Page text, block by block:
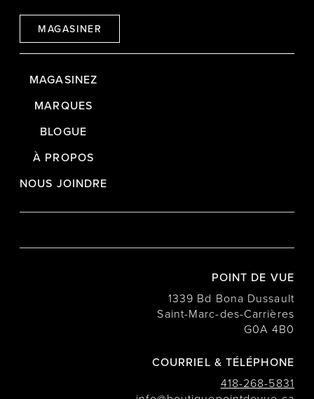
MAGASINER
MAGASINEZ
MARQUES
BLOGUE
À PROPOS
NOUS JOINDRE
POINT DE VUE
1339 Bd Bona Dussault
Saint-Marc-des-Carrières
G0A 4B0
COURRIEL & TÉLÉPHONE
418-268-5831